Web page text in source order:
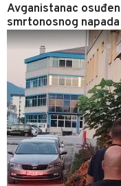
Avganistanac
smrtonosnog napada